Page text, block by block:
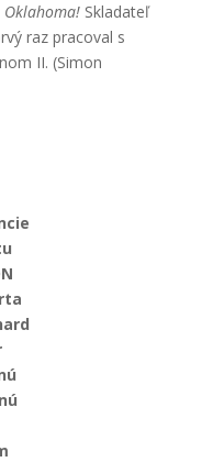
Oklahoma!Skladateľ
raz pracoval s
II. (Simon